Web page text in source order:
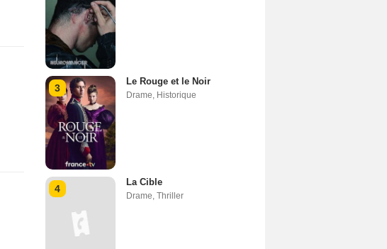
3
Le Rouge et le Noir
Drame Historique
4
La Cible
Drame Thriller